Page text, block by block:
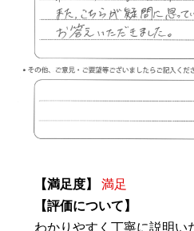
【満足度】
満足
【評価について】
わかりやすく丁寧に説明い